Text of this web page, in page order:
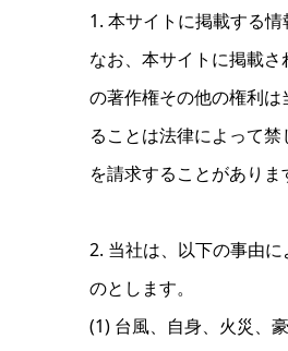
1. 本サイトに掲載する
なお、本サイトに掲載
の著作権その他の権利
ることは法律によって
を請求することがありま
2. 当社は、以下の事由
のとします。
(1) 台風、自身、火災、